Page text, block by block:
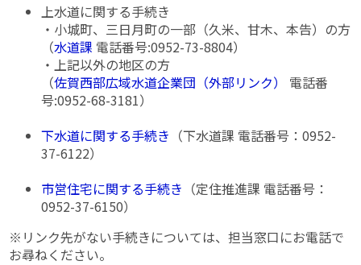
上水道に関する手続き
・小城町、三日月町の一部（久米、甘木、本告）の方
（水道課 電話番号:0952-73-8804）
・上記以外の地区の方
（佐賀西部広域水道企業団（外部リンク）
電話番
号:0952-68-3181）
下水道に関する手続き （下水道課 電話番号：0952-
37-6122）
市営住宅に関する手続き （定住推進課 電話番号：
0952-37-6150）
※リンク先がない手続きについては、担当窓口にお電話で
お尋ねください。